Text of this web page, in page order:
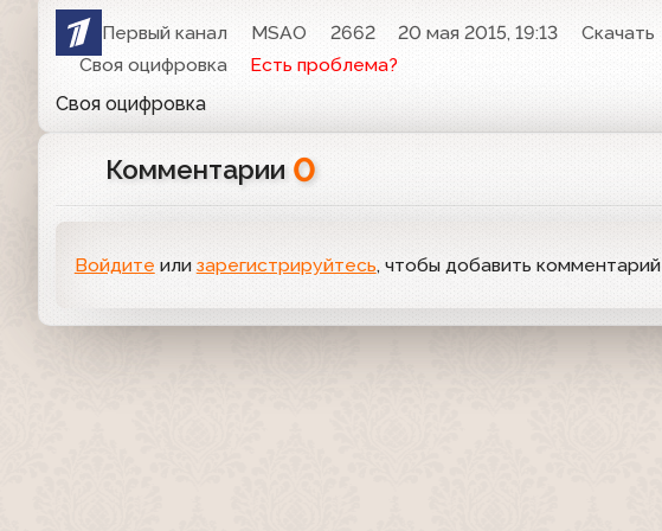
Первый канал MSAO 2662 20 мая 2015, 19:13
Скачать
Своя оцифровка
Есть проблема?
Своя оцифровка
Комментарии 0
Войдите или зарегистрируйтесь, чтобы добавить комментарий